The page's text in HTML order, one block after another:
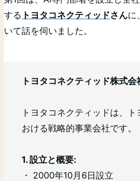
する トヨタコネクティッドさんに
いて話を伺いました。
トヨタコネクティッド株式会
トヨタコネクティッドは、
おける戦略的事業会社です。
1. 設立と概要:
・ 2000年10月6日設立